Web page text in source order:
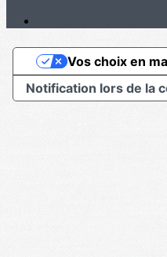
Notification lors de la
Vos choix en